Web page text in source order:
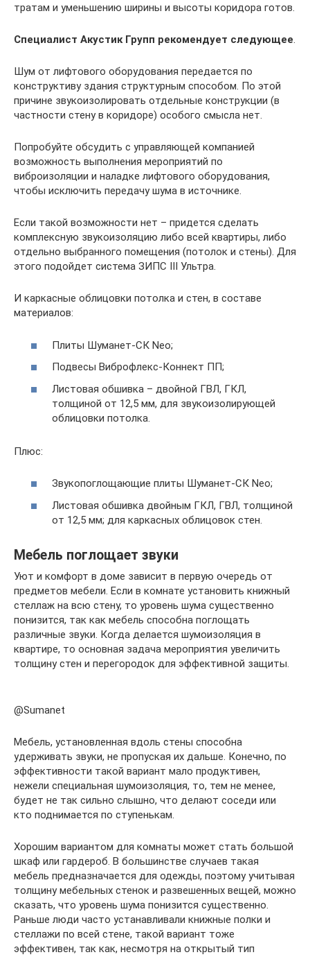
тратам и уменьшению ширины и высоты коридора готов.
Специалист Акустик Групп рекомендует следующее.
Шум от лифтового оборудования передается по
конструктиву здания структурным способом. По этой
причине звукоизолировать отдельные конструкции (в
частности стену в коридоре) особого смысла нет.
Попробуйте обсудить с управляющей компанией
возможность выполнения мероприятий по
виброизоляции и наладке лифтового оборудования,
чтобы исключить передачу шума в источнике.
Если такой возможности нет – придется сделать
комплексную звукоизоляцию либо всей квартиры, либо
отдельно выбранного помещения (потолок и стены). Для
этого подойдет система ЗИПС III Ультра.
И каркасные облицовки потолка и стен, в составе
материалов:
Плиты Шуманет-СК Neo;
Подвесы Виброфлекс-Коннект ПП;
Листовая обшивка – двойной ГВЛ, ГКЛ,
толщиной от 12,5 мм, для звукоизолирующей
облицовки потолка.
Плюс:
Звукопоглощающие плиты Шуманет-СК Neo;
Листовая обшивка двойным ГКЛ, ГВЛ, толщиной
от 12,5 мм; для каркасных облицовок стен.
Мебель поглощает звуки
Уют и комфорт в доме зависит в первую очередь от
предметов мебели. Если в комнате установить книжный
стеллаж на всю стену, то уровень шума существенно
понизится, так как мебель способна поглощать
различные звуки. Когда делается шумоизоляция в
квартире, то основная задача мероприятия увеличить
толщину стен и перегородок для эффективной защиты.
@Sumanet
Мебель, установленная вдоль стены способна
удерживать звуки, не пропуская их дальше. Конечно, по
эффективности такой вариант мало продуктивен,
нежели специальная шумоизоляция, то, тем не менее,
будет не так сильно слышно, что делают соседи или
кто поднимается по ступенькам.
Хорошим вариантом для комнаты может стать большой
шкаф или гардероб. В большинстве случаев такая
мебель предназначается для одежды, поэтому учитывая
толщину мебельных стенок и развешенных вещей, можно
сказать, что уровень шума понизится существенно.
Раньше люди часто устанавливали книжные полки и
стеллажи по всей стене, такой вариант тоже
эффективен, так как, несмотря на открытый тип